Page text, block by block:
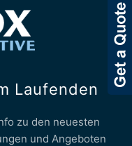
Laufenden
zu den neuesten
und Angeboten